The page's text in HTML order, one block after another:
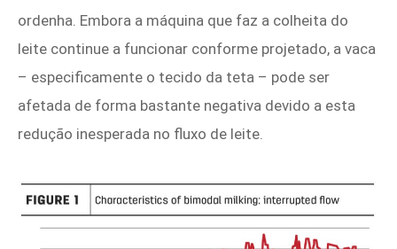
ordenha. Embora a máquina que faz a colheita do
leite continue a funcionar conforme projetado, a vaca
– especificamente o tecido da teta – pode ser
afetada de forma bastante negativa devido a esta
redução inesperada no fluxo de leite.